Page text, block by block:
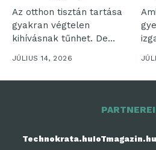
Az otthon tisztán tartása
gyakran végtelen
kihívásnak tűnhet. De
JÚLIUS 14, 2026
Technokrata.huIoTmagazin.hu